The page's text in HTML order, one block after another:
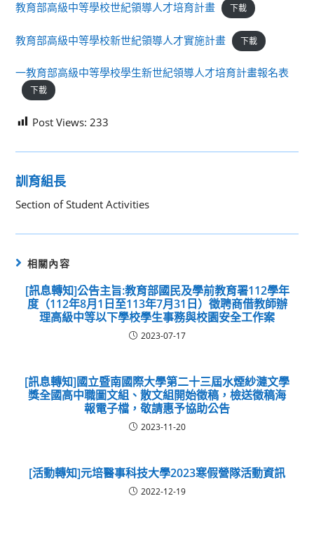
教育部高級中等學校世紀領導人才培育計畫 下載
教育部高級中等學校新世紀領導人才實施計畫 下載
一教育部高級中等學校學生新世紀領導人才培育計畫報名表
下載
Post Views: 233
訓育組長
Section of Student Activities
相關內容
[訊息轉知]公告主旨:教育部國民及學前教育署112學年
度（112年8月1日至113年7月31日）徵聘商借教師辦
理高級中等以下學校學生事務與校園安全工作案
2023-07-17
[訊息轉知]國立暨南國際大學第二十三屆水煙紗漣文學
獎全國高中職圖文組、散文組開始徵稿，檢送徵稿海
報電子檔，敬請惠予協助公告
2023-11-20
[活動轉知]元培醫事科技大學2023寒假營隊活動資訊
2022-12-19